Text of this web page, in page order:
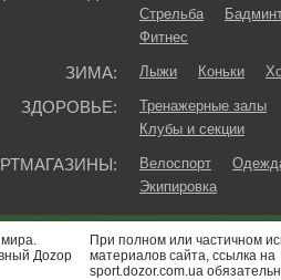
Стрельба
Фитнес
ЗИМА: Лыжи Коньки
ЗДОРОВЬЕ:
Тренажерные залы
Клубы и секции
Велоспорт
Экипировка
мира.
Доzор
При полном или частичном
материалов сайта, ссылка на
sport.dozor.com.ua